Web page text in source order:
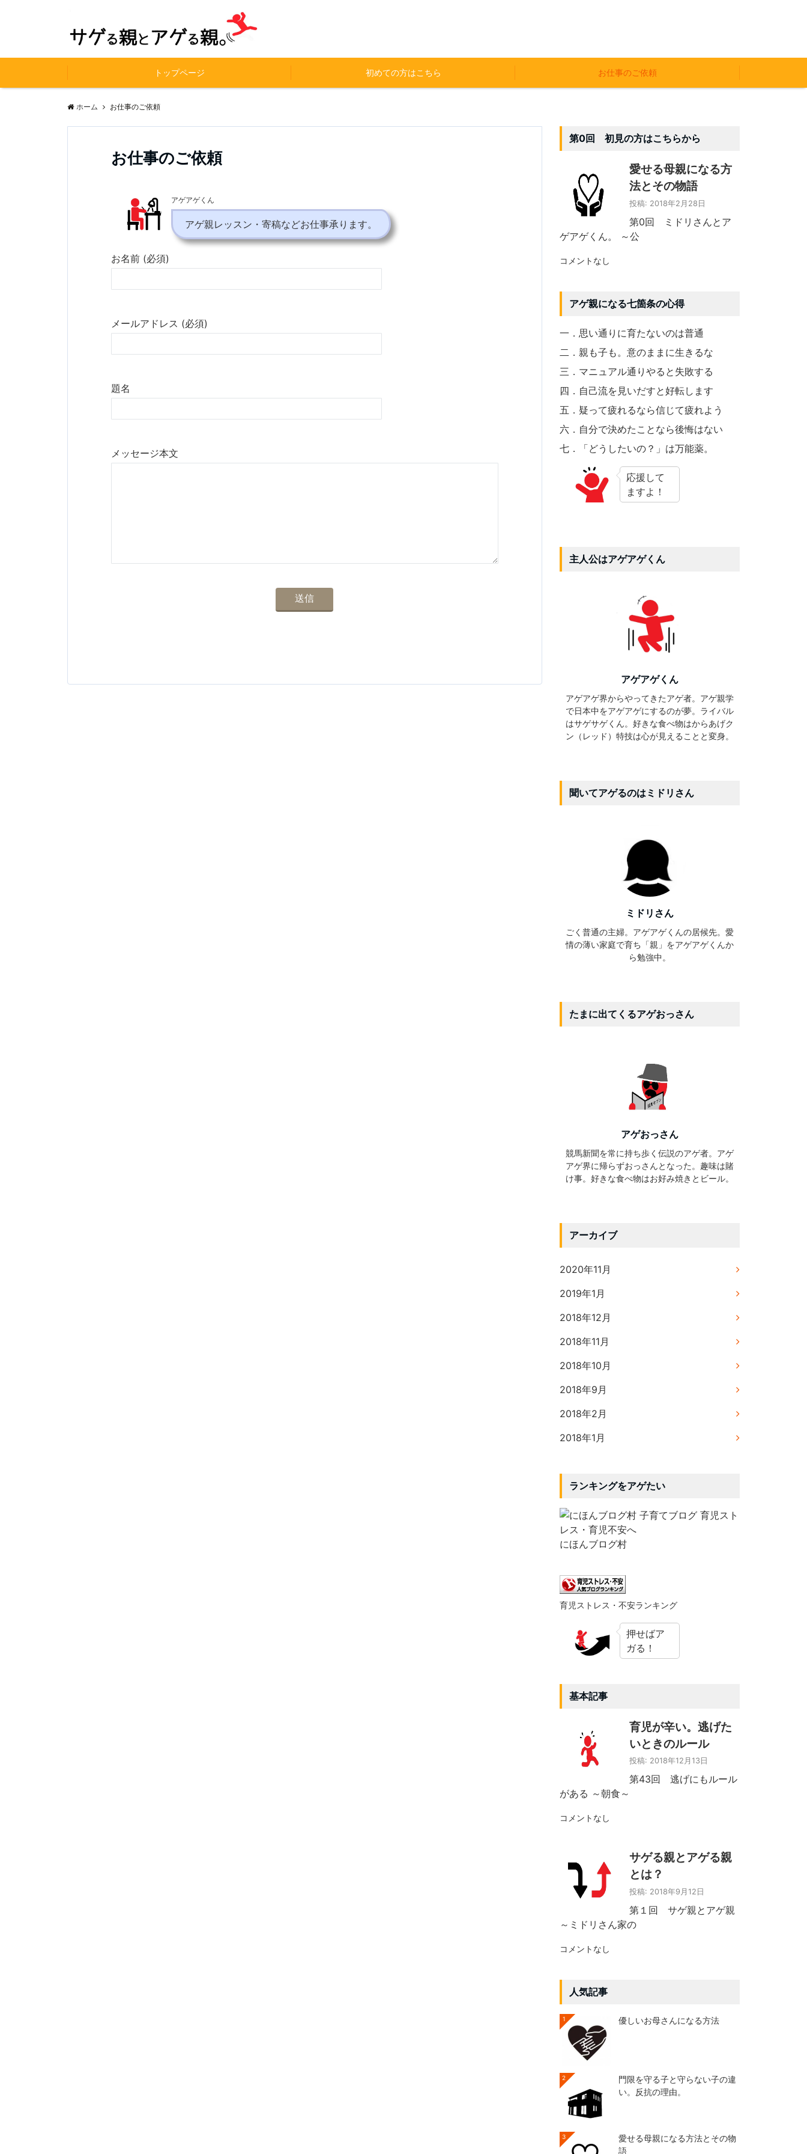
トップページ 初めての方はこちら お仕事のご依頼
ホーム お仕事のご依頼
お仕事のご依頼
アゲアゲくん
アゲ親レッスン・寄稿などお仕事承ります。
お名前 (必須)
メールアドレス (必須)
題名
メッセージ本文
第0回 初見の方はこちらから
愛せる母親になる方
法とその物語
投稿: 2018年2月28日
第0回 ミドリさんとア
ゲアゲくん。 ～公
コメントなし
アゲ親になる七箇条の心得
一．思い通りに育たないのは普通
二．親も子も。意のままに生きるな
三．マニュアル通りやると失敗する
四．自己流を見いだすと好転します
五．疑って疲れるなら信じて疲れよう
六．自分で決めたことなら後悔はない
七．「どうしたいの？」は万能薬。
応援して
ますよ！
主人公はアゲアゲくん
アゲアゲくん
アゲアゲ界からやってきたアゲ者。アゲ親学
で日本中をアゲアゲにするのが夢。ライバル
はサゲサゲくん。好きな食べ物はからあげク
ン（レッド）特技は心が見えることと変身。
聞いてアゲるのはミドリさん
ミドリさん
ごく普通の主婦。アゲアゲくんの居候先。愛
情の薄い家庭で育ち「親」をアゲアゲくんか
ら勉強中。
たまに出てくるアゲおっさん
アゲおっさん
競馬新聞を常に持ち歩く伝説のアゲ者。アゲ
アゲ界に帰らずおっさんとなった。趣味は賭
け事。好きな食べ物はお好み焼きとビール。
アーカイブ
2020年11月
2019年1月
2018年12月
2018年11月
2018年10月
2018年9月
2018年2月
2018年1月
ランキングをアゲたい
にほんブログ村
育児ストレス・不安ランキング
押せばア
ガる！
基本記事
育児が辛い。逃げた
いときのルール
投稿: 2018年12月13日
第43回 逃げにもルール
がある ～朝食～
コメントなし
サゲる親とアゲる親
とは？
投稿: 2018年9月12日
第１回 サゲ親とアゲ親
～ミドリさん家の
コメントなし
人気記事
1 優しいお母さんになる方法
2
門限を守る子と守らない子の違
い。反抗の理由。
3
愛せる母親になる方法とその物
語